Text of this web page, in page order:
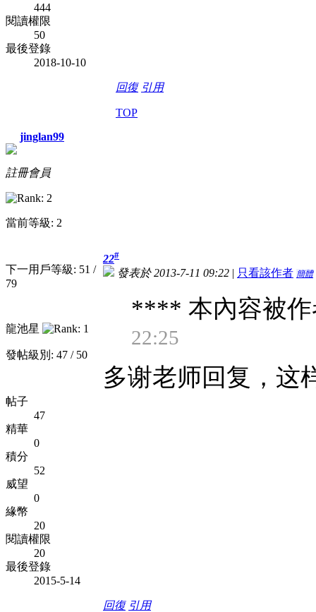
444
閱讀權限
50
最後登錄
2018-10-10
回復 引用
TOP
jinglan99
註冊會員
當前等級: 2
下一用戶等級: 51 /
79
龍池星
發帖級別: 47 / 50
帖子
47
精華
0
積分
52
威望
0
緣幣
20
閱讀權限
20
最後登錄
2015-5-14
22#
發表於 2013-7-11 09:22 | 只看該作者 簡體
**** 本內容被
22:25
多谢老师回复，这
回復 引用